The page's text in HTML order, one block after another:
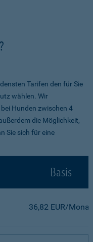
Tarifen den für Sie
wählen. Wir
Hunden zwischen 4
die Möglichkeit,
Sie sich für eine
Basis
36,82 EUR/Monat